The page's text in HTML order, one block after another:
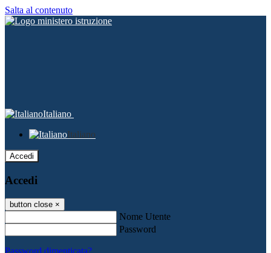
Salta al contenuto
Italiano
Italiano
Accedi
Accedi
button close ×
Nome Utente
Password